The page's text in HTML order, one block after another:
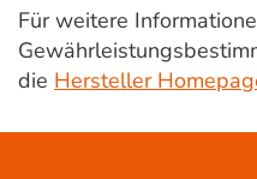
Für weitere
die Hersteller